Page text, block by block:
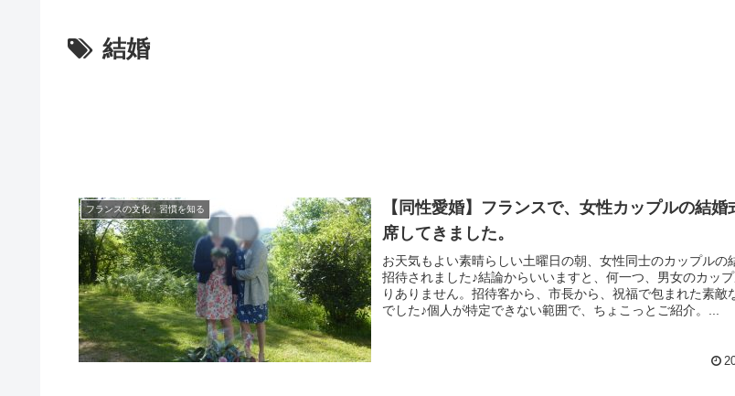
結婚
フランスの文化・習慣を知る
【同性愛婚】フランスで、女性カップルの結婚
席してきました。
お天気もよい素晴らしい土曜日の朝、女性同士のカップルの
招待されました♪結論からいいますと、何一つ、男女のカッ
りありません。招待客から、市長から、祝福で包まれた素敵
でした♪個人が特定できない範囲で、ちょこっとご紹介。...